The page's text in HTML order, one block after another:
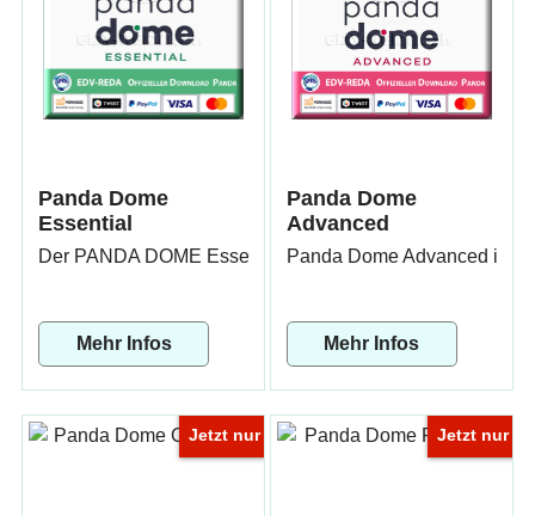
Panda Dome
Essential
Der PANDA DOME Essential bietet umfassenden Schutz
Mehr Infos
Panda Dome
Advanced
Panda Dome Advanced ist
Mehr Infos
Jetzt nur Jetzt nur